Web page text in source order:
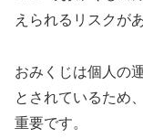
えられるリスクが
おみくじは個人の
とされているため
重要です。